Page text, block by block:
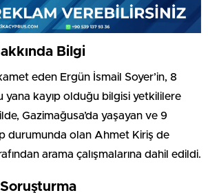
Bilgi
eden Ergün İsmail Soyer’in, 8
yana kayıp olduğu bilgisi yetkililere
Gazimağusa’da yaşayan ve 9
durumunda olan Ahmet Kiriş de
arama çalışmalarına dahil edildi.